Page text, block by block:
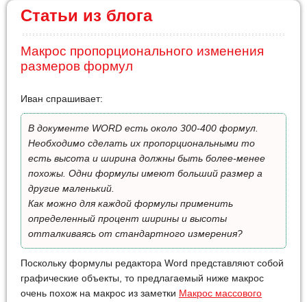
Статьи из блога
Макрос пропорционального изменения
размеров формул
Иван спрашивает:
В документе WORD есть около 300-400 формул.
Необходимо сделать их пропорциональными то
есть высота и ширина должны быть более-менее
похожы. Одни формулы имеют больший размер а
другие маленький.
Как можно для каждой формулы применить
определенный процент ширины и высоты
отталкиваясь от стандартного измерения?
Поскольку формулы редактора Word представляют собой
графические объекты, то предлагаемый ниже макрос
очень похож на макрос из заметки Макрос массового